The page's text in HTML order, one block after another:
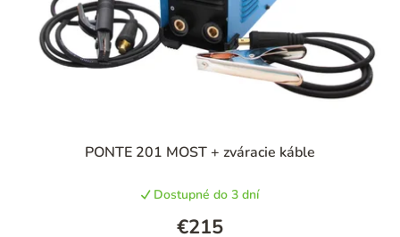
PONTE 201 MOST + zváracie káble
Dostupné do 3 dní
€215